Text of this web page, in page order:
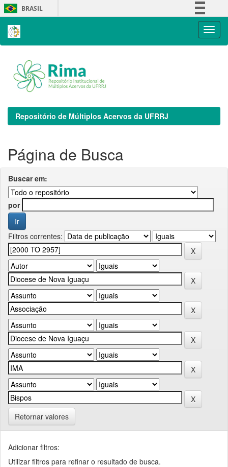
Skip
navigation
BRASIL
Repositório de Múltiplos Acervos da UFRRJ
Página de Busca
Buscar em:
por
Filtros correntes:
Retornar valores
Adicionar filtros:
Utilizar filtros para refinar o resultado de busca.